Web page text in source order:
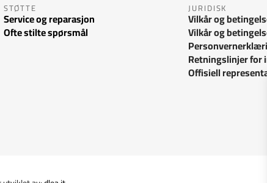
STØTTE
Service og reparasjon
Ofte stilte spørsmål
JURIDISK
Vilkår og
Vilkår og
Retningslinjer
Offisiell